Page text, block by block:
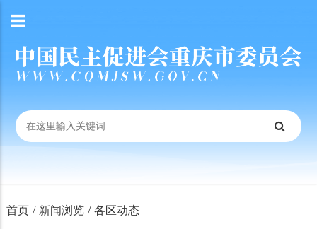
首页 / 新闻浏览 / 各区动态